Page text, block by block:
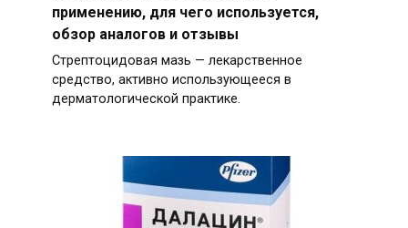
применению, для чего используется,
обзор аналогов и отзывы
Стрептоцидовая мазь — лекарственное
средство, активно использующееся в
дерматологической практике.